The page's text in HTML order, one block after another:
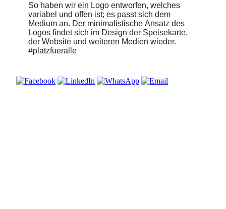
So haben wir ein Logo entworfen, welches
variabel und offen ist; es passt sich dem
Medium an. Der minimalistische Ansatz des
Logos findet sich im Design der Speisekarte,
der Website und weiteren Medien wieder.
#platzfueralle